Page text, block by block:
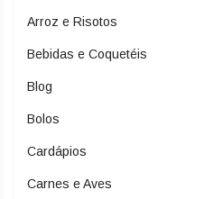
Arroz e Risotos
Bebidas e Coquetéis
Blog
Bolos
Cardápios
Carnes e Aves